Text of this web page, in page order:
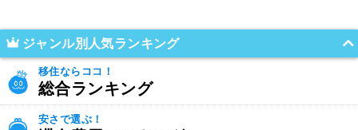
ジャンル別人気ランキング
移住ならココ！
総合ランキング
安さで選ぶ！